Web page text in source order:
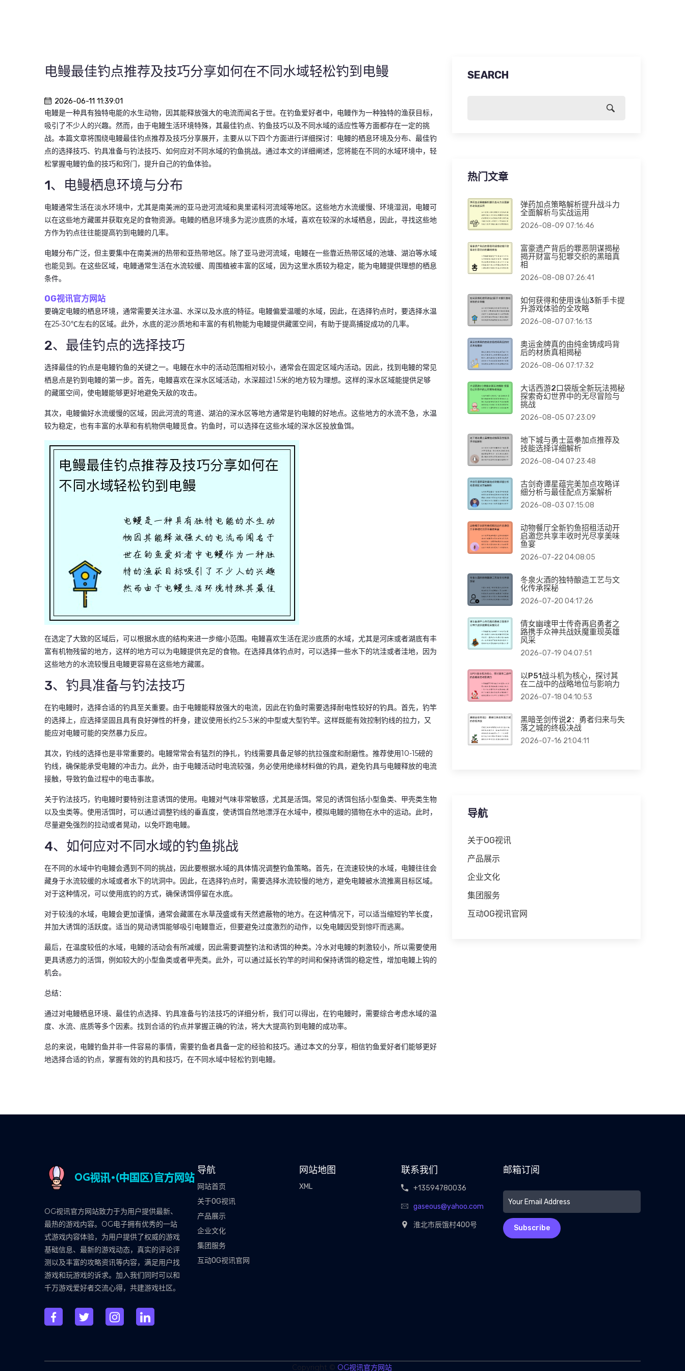
电鳗最佳钓点推荐及技巧分享如何在不同水域轻松钓到电鳗
2026-06-11 11:39:01
电鳗是一种具有独特电能的水生动物，因其能释放强大的电流而闻名于世。在钓鱼爱好者中，电鳗作为一种独特的渔获目标，
吸引了不少人的兴趣。然而，由于电鳗生活环境特殊，其最佳钓点、钓鱼技巧以及不同水域的适应性等方面都存在一定的挑
战。本篇文章将围绕电鳗最佳钓点推荐及技巧分享展开，主要从以下四个方面进行详细探讨：电鳗的栖息环境及分布、最佳钓
点的选择技巧、钓具准备与钓法技巧、如何应对不同水域的钓鱼挑战。通过本文的详细阐述，您将能在不同的水域环境中，轻
松掌握电鳗钓鱼的技巧和窍门，提升自己的钓鱼体验。
1、电鳗栖息环境与分布
电鳗通常生活在淡水环境中，尤其是南美洲的亚马逊河流域和奥里诺科河流域等地区。这些地方水流缓慢、环境湿润，电鳗可
以在这些地方藏匿并获取充足的食物资源。电鳗的栖息环境多为泥沙底质的水域，喜欢在较深的水域栖息，因此，寻找这些地
方作为钓点往往能提高钓到电鳗的几率。
电鳗分布广泛，但主要集中在南美洲的热带和亚热带地区。除了亚马逊河流域，电鳗在一些靠近热带区域的池塘、湖泊等水域
也能见到。在这些区域，电鳗通常生活在水流较缓、周围植被丰富的区域，因为这里水质较为稳定，能为电鳗提供理想的栖息
条件。
OG视讯官方网站
要确定电鳗的栖息环境，通常需要关注水温、水深以及水底的特征。电鳗偏爱温暖的水域，因此，在选择钓点时，要选择水温
在25-30℃左右的区域。此外，水底的泥沙质地和丰富的有机物能为电鳗提供藏匿空间，有助于提高捕捉成功的几率。
2、最佳钓点的选择技巧
选择最佳的钓点是电鳗钓鱼的关键之一。电鳗在水中的活动范围相对较小，通常会在固定区域内活动。因此，找到电鳗的常见
栖息点是钓到电鳗的第一步。首先，电鳗喜欢在深水区域活动，水深超过1.5米的地方较为理想。这样的深水区域能提供足够
的藏匿空间，使电鳗能够更好地避免天敌的攻击。
其次，电鳗偏好水流缓慢的区域，因此河流的弯道、湖泊的深水区等地方通常是钓电鳗的好地点。这些地方的水流不急，水温
较为稳定，也有丰富的水草和有机物供电鳗觅食。钓鱼时，可以选择在这些水域的深水区投放鱼饵。
在选定了大致的区域后，可以根据水底的结构来进一步缩小范围。电鳗喜欢生活在泥沙底质的水域，尤其是河床或者湖底有丰
富有机物残留的地方，这样的地方可以为电鳗提供充足的食物。在选择具体钓点时，可以选择一些水下的坑洼或者洼地，因为
这些地方的水流较慢且电鳗更容易在这些地方藏匿。
3、钓具准备与钓法技巧
在钓电鳗时，选择合适的钓具至关重要。由于电鳗能释放强大的电流，因此在钓鱼时需要选择耐电性较好的钓具。首先，钓竿
的选择上，应选择坚固且具有良好弹性的杆身，建议使用长约2.5-3米的中型或大型钓竿。这样既能有效控制钓线的拉力，又
能应对电鳗可能的突然暴力反应。
其次，钓线的选择也是非常重要的。电鳗常常会有猛烈的挣扎，钓线需要具备足够的抗拉强度和耐磨性。推荐使用10-15磅的
钓线，确保能承受电鳗的冲击力。此外，由于电鳗活动时电流较强，务必使用绝缘材料做的钓具，避免钓具与电鳗释放的电流
接触，导致钓鱼过程中的电击事故。
关于钓法技巧，钓电鳗时要特别注意诱饵的使用。电鳗对气味非常敏感，尤其是活饵。常见的诱饵包括小型鱼类、甲壳类生物
以及虫类等。使用活饵时，可以通过调整钓线的垂直度，使诱饵自然地漂浮在水域中，模拟电鳗的猎物在水中的运动。此时，
尽量避免强烈的拉动或者晃动，以免吓跑电鳗。
4、如何应对不同水域的钓鱼挑战
在不同的水域中钓电鳗会遇到不同的挑战，因此要根据水域的具体情况调整钓鱼策略。首先，在流速较快的水域，电鳗往往会
藏身于水流较缓的水域或者水下的坑洞中。因此，在选择钓点时，需要选择水流较慢的地方，避免电鳗被水流推离目标区域。
对于这种情况，可以使用底钓的方式，确保诱饵停留在水底。
对于较浅的水域，电鳗会更加谨慎，通常会藏匿在水草茂盛或有天然遮蔽物的地方。在这种情况下，可以适当缩短钓竿长度，
并加大诱饵的活跃度。适当的晃动诱饵能够吸引电鳗靠近，但要避免过度激烈的动作，以免电鳗因受到惊吓而逃离。
最后，在温度较低的水域，电鳗的活动会有所减缓，因此需要调整钓法和诱饵的种类。冷水对电鳗的刺激较小，所以需要使用
更具诱惑力的活饵，例如较大的小型鱼类或者甲壳类。此外，可以通过延长钓竿的时间和保持诱饵的稳定性，增加电鳗上钩的
机会。
总结：
通过对电鳗栖息环境、最佳钓点选择、钓具准备与钓法技巧的详细分析，我们可以得出，在钓电鳗时，需要综合考虑水域的温
度、水流、底质等多个因素。找到合适的钓点并掌握正确的钓法，将大大提高钓到电鳗的成功率。
总的来说，电鳗钓鱼并非一件容易的事情，需要钓鱼者具备一定的经验和技巧。通过本文的分享，相信钓鱼爱好者们能够更好
地选择合适的钓点，掌握有效的钓具和技巧，在不同水域中轻松钓到电鳗。
SEARCH
热门文章
弹药加点策略解析提升战斗力
全面解析与实战运用
2026-08-09 07:16:46
富豪遗产背后的罪恶阴谋揭秘
揭开财富与犯罪交织的黑暗真
相
2026-08-08 07:26:41
如何获得和使用诛仙3新手卡提
升游戏体验的全攻略
2026-08-07 07:16:13
奥运金牌真的由纯金铸成吗背
后的材质真相揭秘
2026-08-06 07:17:32
大话西游2口袋版全新玩法揭秘
探索奇幻世界中的无尽冒险与
挑战
2026-08-05 07:23:09
地下城与勇士蓝拳加点推荐及
技能选择详细解析
2026-08-04 07:23:48
古剑奇谭星蕴完美加点攻略详
细分析与最佳配点方案解析
2026-08-03 07:15:08
动物餐厅全新钓鱼招租活动开
启邀您共享丰收时光尽享美味
鱼宴
2026-07-22 04:08:05
冬泉火酒的独特酿造工艺与文
化传承探秘
2026-07-20 04:17:26
倩女幽魂甲士传奇再启勇者之
路携手众神共战妖魔重现英雄
风采
2026-07-19 04:07:51
以P51战斗机为核心，探讨其
在二战中的战略地位与影响力
2026-07-18 04:10:53
黑暗圣剑传说2：勇者归来与失
落之城的终极决战
2026-07-16 21:04:11
导航
关于OG视讯
产品展示
企业文化
集团服务
互动OG视讯官网
OG视讯官方网站致力于为用户提供最新、
最热的游戏内容。OG电子拥有优秀的一站
式游戏内容体验，为用户提供了权威的游戏
基础信息、最新的游戏动态，真实的评论评
测以及丰富的攻略资讯等内容，满足用户找
游戏和玩游戏的诉求。加入我们同时可以和
千万游戏爱好者交流心得，共建游戏社区。
导航
网站首页
关于OG视讯
产品展示
企业文化
集团服务
互动OG视讯官网
网站地图
XML
联系我们
+13594780036
gaseous@yahoo.com
淮北市辰饿村400号
邮箱订阅
Subscribe
Copyright © OG视讯官方网站.